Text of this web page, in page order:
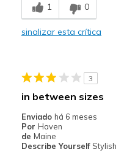
1 0
sinalizar esta crítica
3
in between sizes
Enviado há 6 meses
Por Haven
de Maine
Describe Yourself Stylish
originally had a size
7, thought it was too
and ordered a 7.5 just
for those to be wayyy
too big, so i sold them